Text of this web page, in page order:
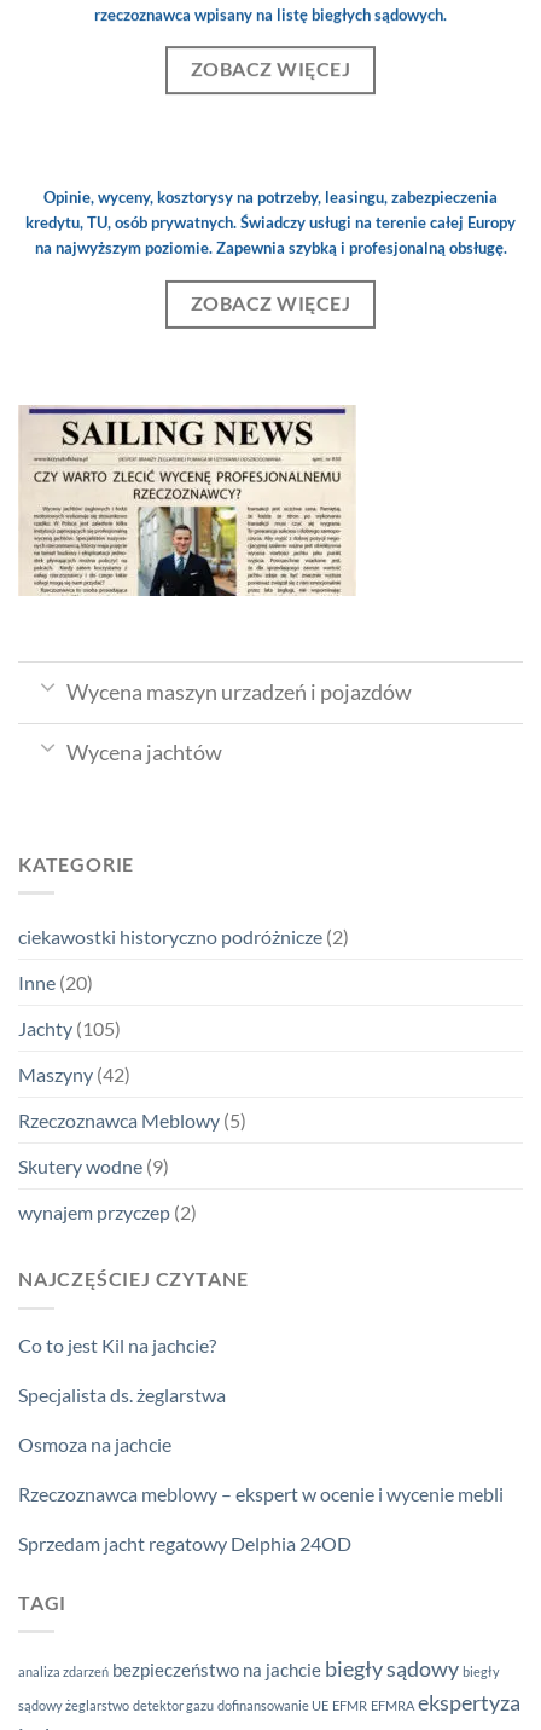
rzeczoznawca wpisany na listę biegłych sądowych.
ZOBACZ WIĘCEJ
Opinie, wyceny, kosztorysy na potrzeby, leasingu, zabezpieczenia
kredytu, TU, osób prywatnych. Świadczy usługi na terenie całej Europy
na najwyższym poziomie. Zapewnia szybką i profesjonalną obsługę.
ZOBACZ WIĘCEJ
Wycena maszyn urzadzeń i pojazdów
Wycena jachtów
KATEGORIE
ciekawostki historyczno podróżnicze (2)
Inne (20)
Jachty (105)
Maszyny (42)
Rzeczoznawca Meblowy (5)
Skutery wodne (9)
wynajem przyczep (2)
NAJCZĘŚCIEJ CZYTANE
Co to jest Kil na jachcie?
Specjalista ds. żeglarstwa
Osmoza na jachcie
Rzeczoznawca meblowy – ekspert w ocenie i wycenie mebli
Sprzedam jacht regatowy Delphia 24OD
TAGI
analiza zdarzeń bezpieczeństwo na jachcie biegły sądowy biegły
sądowy żeglarstwo detektor gazu dofinansowanie UE EFMR EFMRA ekspertyza